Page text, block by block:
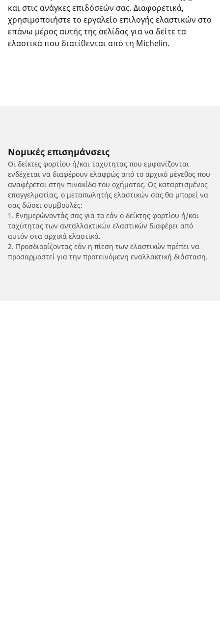
και στις ανάγκες επιδόσεών σας. Διαφορετικά,
χρησιμοποιήστε το εργαλείο επιλογής ελαστικών στο
επάνω μέρος αυτής της σελίδας για να δείτε τα
ελαστικά που διατίθενται από τη Michelin.
Νομικές επισημάνσεις
Οι δείκτες φορτίου ή/και ταχύτητας που εμφανίζονται
ενδέχεται να διαφέρουν ελαφρώς από το αρχικό μέγεθος που
αναφέρεται στην πινακίδα του οχήματος. Ως καταρτισμένος
επαγγελματίας, ο μεταπωλητής ελαστικών σας θα μπορεί να
σας δώσει συμβουλές:
1. Ενημερώνοντάς σας για το εάν ο δείκτης φορτίου ή/και
ταχύτητας των ανταλλακτικών ελαστικών διαφέρει από
αυτόν στα αρχικά ελαστικά.
2. Προσδιορίζοντας εάν η πίεση των ελαστικών πρέπει να
προσαρμοστεί για την προτεινόμενη εναλλακτική διάσταση.